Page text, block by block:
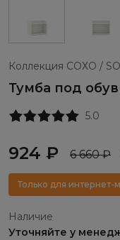
Коллекция СОХО /
Тумба под
5.0
924 ₽ 6 660 ₽
Только для интернет-
Наличие
Уточняйте у